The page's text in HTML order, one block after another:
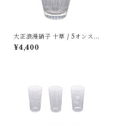
大正浪漫硝子 十草 / 5オンスオ
ールド ｜ 廣田硝子
¥4,400